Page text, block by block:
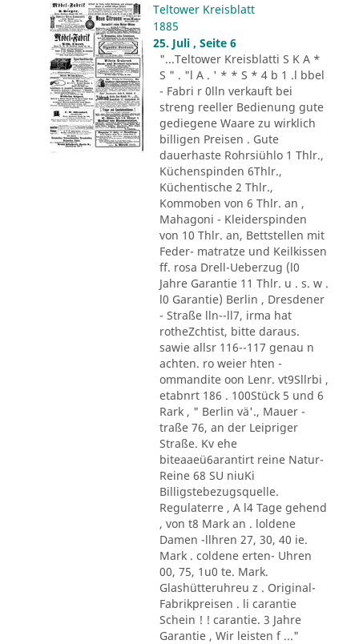
Teltower Kreisblatt
1885
25. Juli , Seite 6
"...Teltower Kreisblatti S K A *
S " . "l A . ' * * S * 4 b 1 .l bbel
- Fabri r 0lln verkauft bei
streng reeller Bedienung gute
gediegene Waare zu wirklich
billigen Preisen . Gute
dauerhaste Rohrsiühlo 1 Thlr.,
Küchenspinden 6Thlr.,
Küchentische 2 Thlr.,
Kommoben von 6 Thlr. an ,
Mahagoni - Kleiderspinden
von 10 Thlr. an, Bettstellen mit
Feder- matratze und Keilkissen
ff. rosa Drell-Ueberzug (l0
Jahre Garantie 11 Thlr. u . s. w .
l0 Garantie) Berlin , Dresdener
- Straße lln--ll7, irma hat
rotheZchtist, bitte daraus.
sawie allsr 116--117 genau n
achten. ro weier hten -
ommandite oon Lenr. vt9Sllrbi ,
etabnrt 186 . 100Stück 5 und 6
Rark , " Berlin vä'., Mauer -
traße 76, an der Leipriger
Straße. Kv ehe
biteaaeü6arantirt reine Natur-
Reine 68 SU niuKi
Billigstebezugsquelle.
Regulaterre , A l4 Tage gehend
, von t8 Mark an . loldene
Damen -llhren 27, 30, 40 ie.
Mark . coldene erten- Uhren
00, 75, 1u0 te. Mark.
Glashütteruhreu z . Original-
Fabrikpreisen . li carantie
Schein ! ! carantie. 3 Jahre
Garantie , Wir leisten f ..."